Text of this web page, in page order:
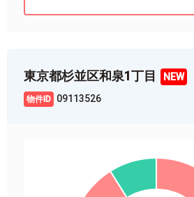
東京都杉並区和泉1丁目
09113526